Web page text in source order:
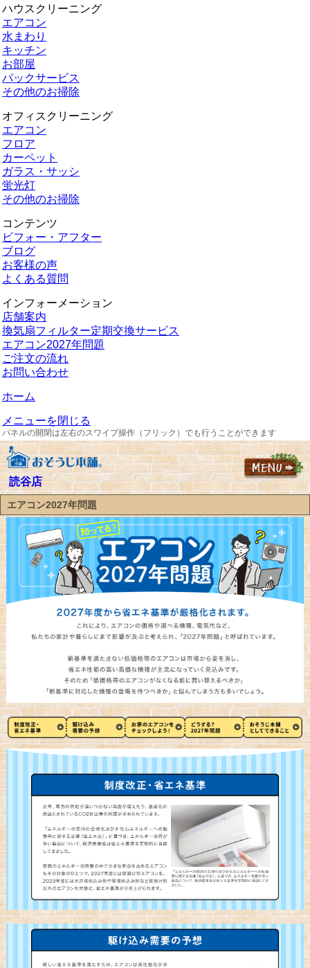
ハウスクリーニング
エアコン
水まわり
キッチン
お部屋
パックサービス
その他のお掃除
オフィスクリーニング
エアコン
フロア
カーペット
ガラス・サッシ
蛍光灯
その他のお掃除
コンテンツ
ビフォー・アフター
ブログ
お客様の声
よくある質問
インフォーメーション
店舗案内
換気扇フィルター定期交換サービス
エアコン2027年問題
ご注文の流れ
お問い合わせ
ホーム
メニューを閉じる
パネルの開閉は左右のスワイプ操作（フリック）でも行うことができます
読谷店
エアコン2027年問題